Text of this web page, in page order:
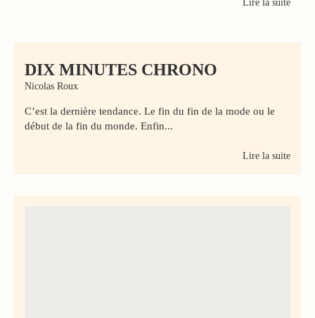
Lire la suite
DIX MINUTES CHRONO
Nicolas Roux
C’est la dernière tendance. Le fin du fin de la mode ou le
début de la fin du monde. Enfin...
Lire la suite